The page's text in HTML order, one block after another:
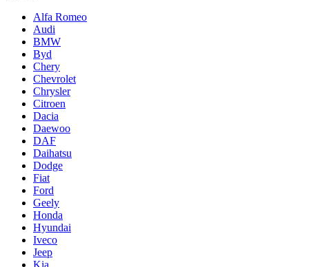
Alfa Romeo
Audi
BMW
Byd
Chery
Chevrolet
Chrysler
Citroen
Dacia
Daewoo
DAF
Daihatsu
Dodge
Fiat
Ford
Geely
Honda
Hyundai
Iveco
Jeep
Kia